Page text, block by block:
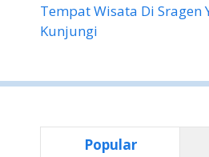
Tempat Wisata Di Sragen
Kunjungi
Popular